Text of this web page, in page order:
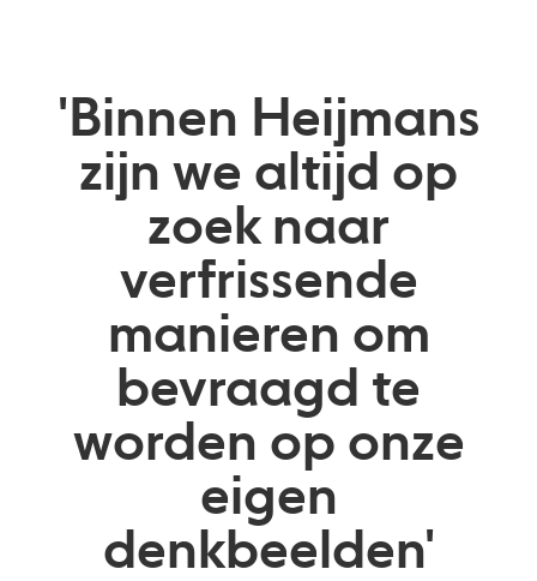
'Binnen Heijmans
zijn we altijd op
zoek naar
verfrissende
manieren om
bevraagd te
worden op onze
eigen
denkbeelden'